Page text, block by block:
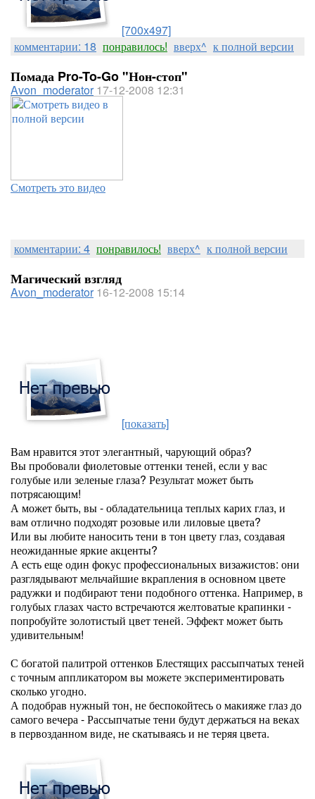
[700x497]
комментарии: 18 понравилось! вверх^ к полной версии
Помада Pro-To-Go "Нон-стоп"
Avon_moderator 17-12-2008 12:31
Смотреть это видео
комментарии: 4 понравилось! вверх^ к полной версии
Магический взгляд
Avon_moderator 16-12-2008 15:14
[показать]
Вам нравится этот элегантный, чарующий образ?
Вы пробовали фиолетовые оттенки теней, если у вас
голубые или зеленые глаза? Результат может быть
потрясающим!
А может быть, вы - обладательница теплых карих глаз, и
вам отлично подходят розовые или лиловые цвета?
Или вы любите наносить тени в тон цвету глаз, создавая
неожиданные яркие акценты?
А есть еще один фокус профессиональных визажистов: они
разглядывают мельчайшие вкрапления в основном цвете
радужки и подбирают тени подобного оттенка. Например, в
голубых глазах часто встречаются желтоватые крапинки -
попробуйте золотистый цвет теней. Эффект может быть
удивительным!
С богатой палитрой оттенков Блестящих рассыпчатых теней
с точным аппликатором вы можете экспериментировать
сколько угодно.
А подобрав нужный тон, не беспокойтесь о макияже глаз до
самого вечера - Рассыпчатые тени будут держаться на веках
в первозданном виде, не скатываясь и не теряя цвета.